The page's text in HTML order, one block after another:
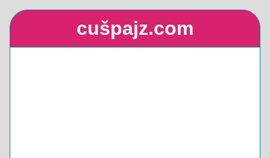
cušpajz.com